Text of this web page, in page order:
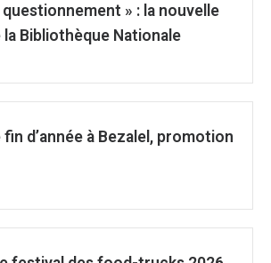
» : la nouvelle
Bibliothèque Nationale
d’année à Bezalel, promotion